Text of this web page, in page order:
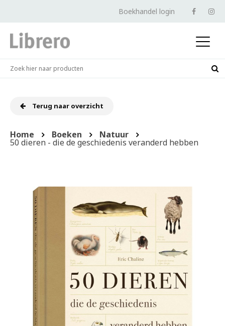
Boekhandel login
Terug naar overzicht
Home Boeken Natuur
50 dieren - die de geschiedenis veranderd hebben